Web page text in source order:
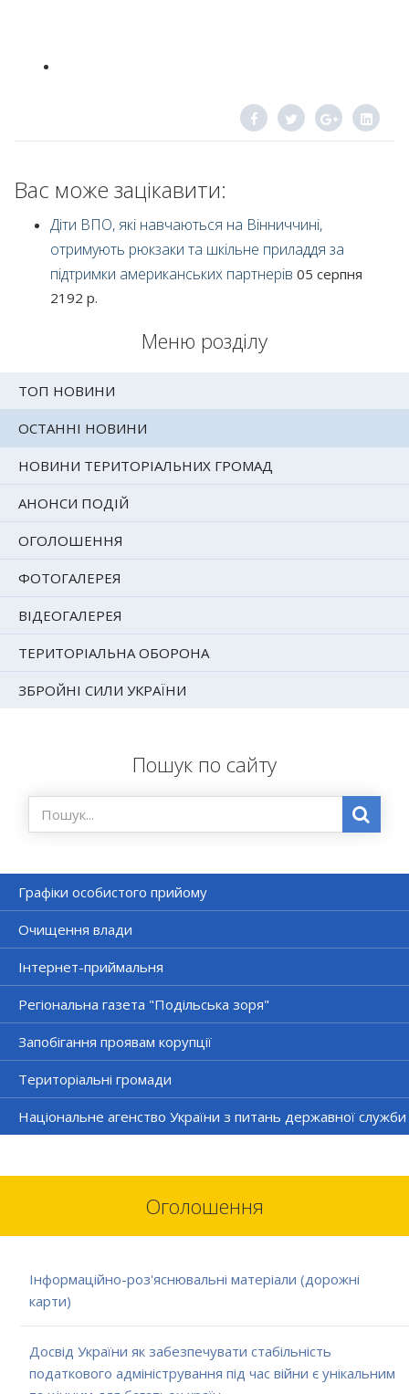
Меню розділу
ТОП НОВИНИ
ОСТАННІ НОВИНИ
НОВИНИ ТЕРИТОРІАЛЬНИХ ГРОМАД
АНОНСИ ПОДІЙ
ОГОЛОШЕННЯ
ФОТОГАЛЕРЕЯ
ВІДЕОГАЛЕРЕЯ
ТЕРИТОРІАЛЬНА ОБОРОНА
ЗБРОЙНІ СИЛИ УКРАЇНИ
Пошук по сайту
Графіки особистого прийому
Очищення влади
Інтернет-приймальня
Регіональна газета "Подільська зоря"
Запобігання проявам корупції
Територіальні громади
Національне агенство України з питань державної служби
Оголошення
Інформаційно-роз'яснювальні матеріали (дорожні
карти)
Досвід України як забезпечувати стабільність
податкового адміністрування під час війни є унікальним
Вас може зацікавити:
Діти ВПО, які навчаються на Вінниччині,
отримують рюкзаки та шкільне приладдя за
підтримки американських партнерів 05 серпня
2192 р.